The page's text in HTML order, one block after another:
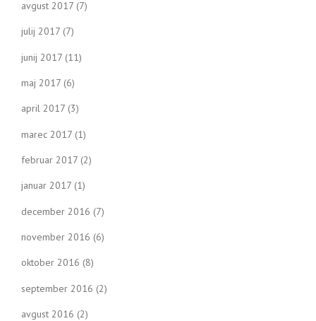
avgust 2017 (7)
julij 2017 (7)
junij 2017 (11)
maj 2017 (6)
april 2017 (3)
marec 2017 (1)
februar 2017 (2)
januar 2017 (1)
december 2016 (7)
november 2016 (6)
oktober 2016 (8)
september 2016 (2)
avgust 2016 (2)